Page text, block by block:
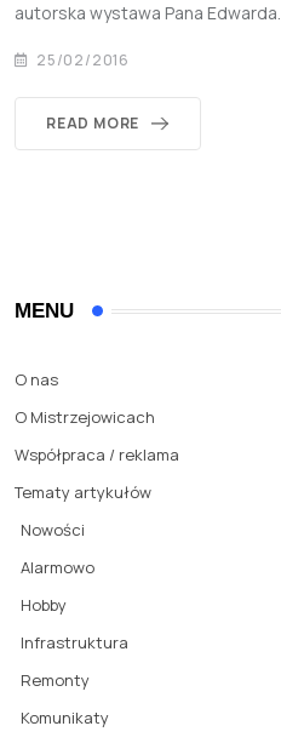
autorska wystawa Pana Edwarda.
25/02/2016
READ MORE
MENU
O nas
O Mistrzejowicach
Współpraca / reklama
Tematy artykułów
Nowości
Alarmowo
Hobby
Infrastruktura
Remonty
Komunikaty